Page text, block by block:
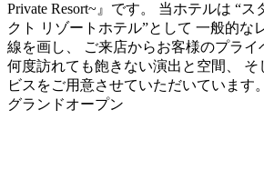
Private Resort~』です。 当ホテルは “
クト リゾートホテル”として 一般的な
線を画し、 ご来店からお客様のプライ
何度訪れても飽きない演出と空間、 そ
ビスをご用意させていただいています
グランドオープン